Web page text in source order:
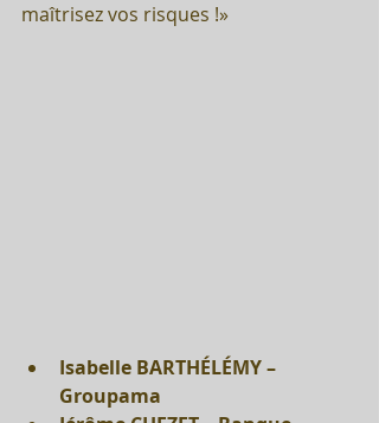
maîtrisez vos risques !»
Isabelle BARTHÉLÉMY –
Groupama